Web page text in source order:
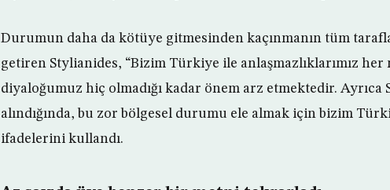
Durumun daha da kötüye gitmesinden kaçınmanın tüm
getiren Stylianides, “Bizim Türkiye ile anlaşmazlıklarımız
diyaloğumuz hiç olmadığı kadar önem arz etmektedir.
alındığında, bu zor bölgesel durumu ele almak için bizim
ifadelerini kullandı.